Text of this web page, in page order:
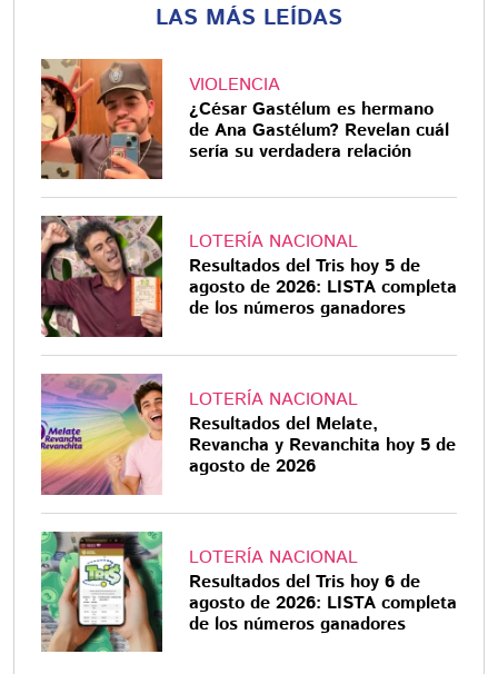
LAS MÁS LEÍDAS
VIOLENCIA
¿César Gastélum es hermano
de Ana Gastélum? Revelan cuál
sería su verdadera relación
LOTERÍA NACIONAL
Resultados del Tris hoy 5 de
agosto de 2026: LISTA completa
de los números ganadores
LOTERÍA NACIONAL
Resultados del Melate,
Revancha y Revanchita hoy 5 de
agosto de 2026
LOTERÍA NACIONAL
Resultados del Tris hoy 6 de
agosto de 2026: LISTA completa
de los números ganadores